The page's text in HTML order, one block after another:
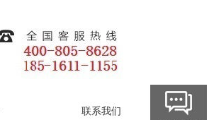
联系我们